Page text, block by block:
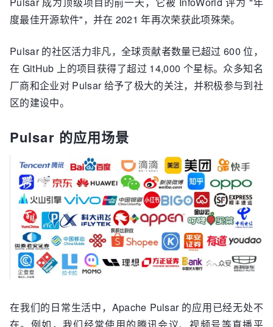
度最佳开源软件"，并在 2021 年再次荣获此项殊荣。
Pulsar 的社区活力非凡，全球贡献者数量已超过 600 位，
在 GitHub 上的项目获得了超过 14,000 个星标。众多知名
厂商和企业对 Pulsar 给予了极大的关注，并积极参与到社
区的建设中。
Pulsar 的应用场景
在我们的日常生活中，Apache Pulsar 的应用已经无处不